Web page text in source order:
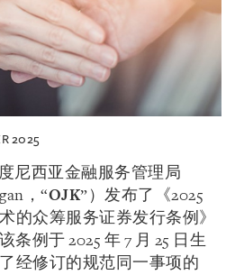
2025
度尼西亚金融服务管理局
，“OJK”）发布了《2025
的众筹服务证券发行条例》
条例于 2025 年 7 月 25 日生
经修订的规范同一事项的